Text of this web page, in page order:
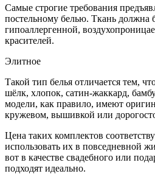
Самые строгие требования
постельному белью. Ткань должна
гипоаллергенной,
красителей.
Элитное
Такой тип белья отличается тем,
шёлк, хлопок, сатин-жаккард,
модели, как правило, имеют
кружевом, вышивкой или
Цена таких комплектов
использовать их в повседневной
вот в качестве свадебного или
подходят идеально.